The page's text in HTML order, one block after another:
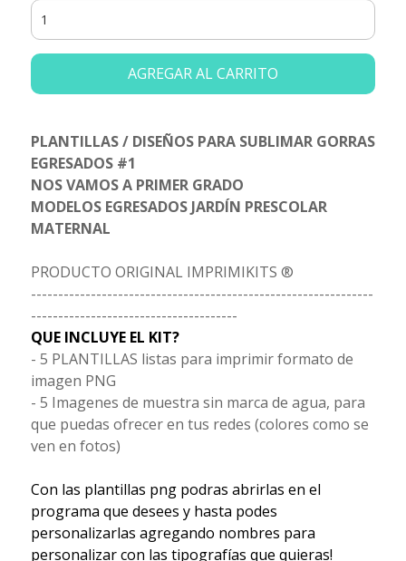
AGREGAR AL CARRITO
PLANTILLAS / DISEÑOS PARA SUBLIMAR GORRAS
EGRESADOS #1
NOS VAMOS A PRIMER GRADO
MODELOS EGRESADOS JARDÍN PRESCOLAR
MATERNAL
PRODUCTO ORIGINAL IMPRIMIKITS ®
---------------------------------------------------------------
--------------------------------------
QUE INCLUYE EL KIT?
- 5 PLANTILLAS listas para imprimir formato de
imagen PNG
- 5 Imagenes de muestra sin marca de agua, para
que puedas ofrecer en tus redes (colores como se
ven en fotos)
Con las plantillas png podras abrirlas en el
programa que desees y hasta podes
personalizarlas agregando nombres para
personalizar con las tipografías que quieras!